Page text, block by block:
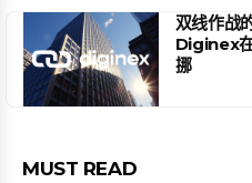
双线作战
Diginex
挪
MUST READ